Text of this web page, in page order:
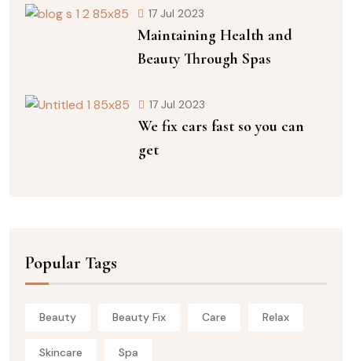
17 Jul 2023
Maintaining Health and
Beauty Through Spas
17 Jul 2023
We fix cars fast so you can
get
Popular Tags
Beauty Beauty Fix Care Relax
Skincare Spa